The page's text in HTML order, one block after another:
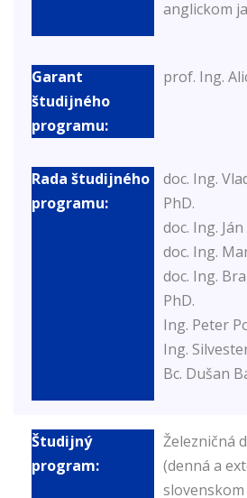
anglickom
prof. Ing.
doc. Ing.
PhD.
doc. Ing.
doc. Ing.
doc. Ing.
PhD.
Ing. Peter
Ing.
Bc. Dušan
Železničná
(denná a